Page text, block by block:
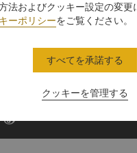
や質問
い合わせ
グループについて
ランド
ンター
Circle App
を どこでも
法およびクッキー設定の変更
ーポリシーをご覧ください。
クッキーを管理する
すべてを承諾する